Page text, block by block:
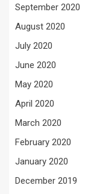
September 2020
August 2020
July 2020
June 2020
May 2020
April 2020
March 2020
February 2020
January 2020
December 2019